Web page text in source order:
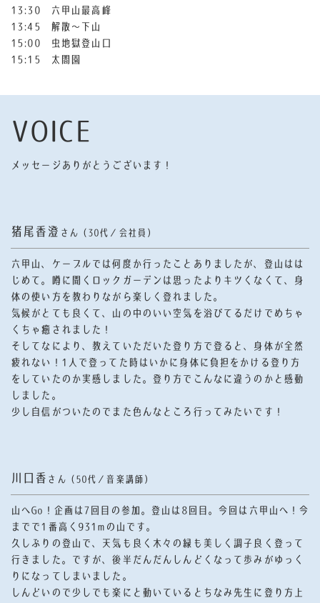
13:30 六甲山最高峰
13:45 解散〜下山
15:00 虫地獄登山口
15:15 太閤園
VOICE
メッセージありがとうございます！
猪尾香澄 さん（30代／会社員）
六甲山、ケーブルでは何度か行ったことありましたが、登山はは
じめて。噂に聞くロックガーデンは思ったよりキツくなくて、身
体の使い方を教わりながら楽しく登れました。
気候がとても良くて、山の中のいい空気を浴びてるだけでめちゃ
くちゃ癒されました！
そしてなにより、教えていただいた登り方で登ると、身体が全然
疲れない！1人で登ってた時はいかに身体に負担をかける登り方
をしていたのか実感しました。登り方でこんなに違うのかと感動
しました。
少し自信がついたのでまた色んなところ行ってみたいです！
川口香 さん（50代／音楽講師）
山へGo！企画は7回目の参加。登山は8回目。 今回は六甲山へ！今
までで1番高く931mの山です。
久しぶりの登山で、天気も良く木々の緑も美しく調子良く登って
行きました。ですが、後半だんだんしんどくなって歩みがゆっく
りになってしまいました。
しんどいので少しでも楽にと動いているとちなみ先生に登り方上